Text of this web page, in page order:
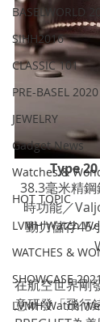
BASELWORLD
SIHH2016
CLASSIC 101
PRE-BASEL 2020
JEWELRY
Gadget News
Watches &
HOT TOPIC
LVMH Watch
WATCHES &
SHOWCASE
LVMH Watch
Type
38.3毫米精
時功能／
動力儲存45
在航空世界剛
意研發「飛行